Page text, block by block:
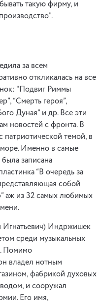
такую фирму, и
за всем
откликалась на все
“Подвиг Риммы
“Смерть героя”,
Дуная” и др. Все эти
новостей с фронта. В
патриотической темой, в
Именно в самые
записана
“В очередь за
собой
аж из 32 самых любимых
Игнатьевич) Индржишек
среди музыкальных
Помимо
владел нотным
фабрикой духовых
и сооружал
Его имя,